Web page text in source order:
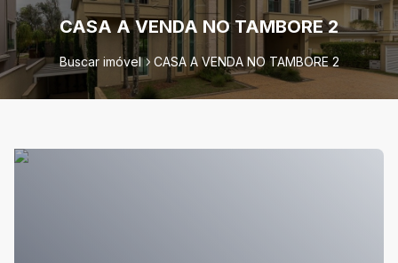
CASA A VENDA NO TAMBORE 2
Buscar imóvel CASA A VENDA NO TAMBORE 2